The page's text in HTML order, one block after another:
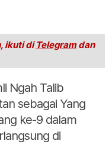
ikuti di Telegramdan
Ngah Talib
sebagai Yang
ke-9 dalam
di